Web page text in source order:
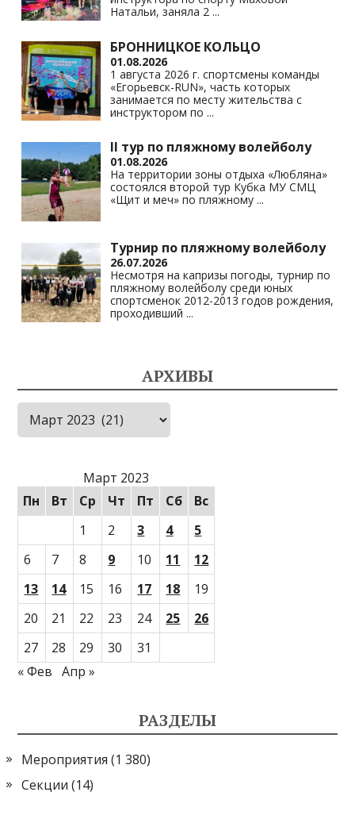
Натальи, заняла 2 ...
БРОННИЦКОЕ КОЛЬЦО
01.08.2026
1 августа 2026 г. спортсмены команды
«Егорьевск-RUN», часть которых
занимается по месту жительства с
инструктором по ...
II тур по пляжному волейболу
01.08.2026
На территории зоны отдыха «Любляна»
состоялся второй тур Кубка МУ СМЦ
«Щит и меч» по пляжному ...
Турнир по пляжному волейболу
26.07.2026
Несмотря на капризы погоды, турнир по
пляжному волейболу среди юных
спортсменок 2012-2013 годов рождения,
проходивший ...
АРХИВЫ
Архивы
Март 2023
Пн
Вт Ср Чт Пт Сб
Вс
1
2 3 4
5
6
7 8 9 10 11
12
13
14 15 16 17 18
19
20
21 22 23 24 25
26
27
28 29 30
31
« Фев
Апр »
РАЗДЕЛЫ
Мероприятия (1 380)
Секции (14)